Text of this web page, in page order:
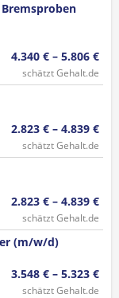
4.340 € – 5.806 €
schätzt Gehalt.de
2.823 € – 4.839 €
schätzt Gehalt.de
2.823 € – 4.839 €
schätzt Gehalt.de
(m/w/d)
3.548 € – 5.323 €
schätzt Gehalt.de